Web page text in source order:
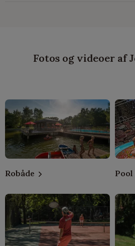
Fotos og videoer af
Robåde